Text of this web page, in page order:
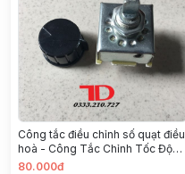
Công tắc điều chỉnh số quạt điều
hoà - Công Tắc Chỉnh Tốc Độ
Quạt 404
80.000đ